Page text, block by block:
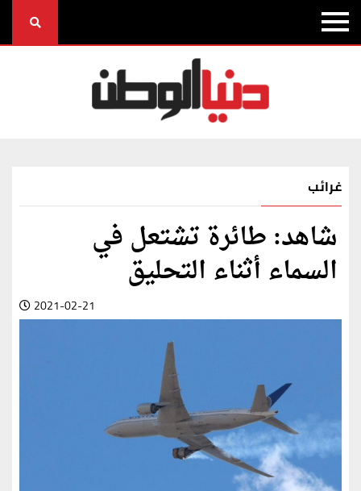
غرائب
شاهد: طائرة تشتعل في
السماء أثناء التحليق
2021-02-21